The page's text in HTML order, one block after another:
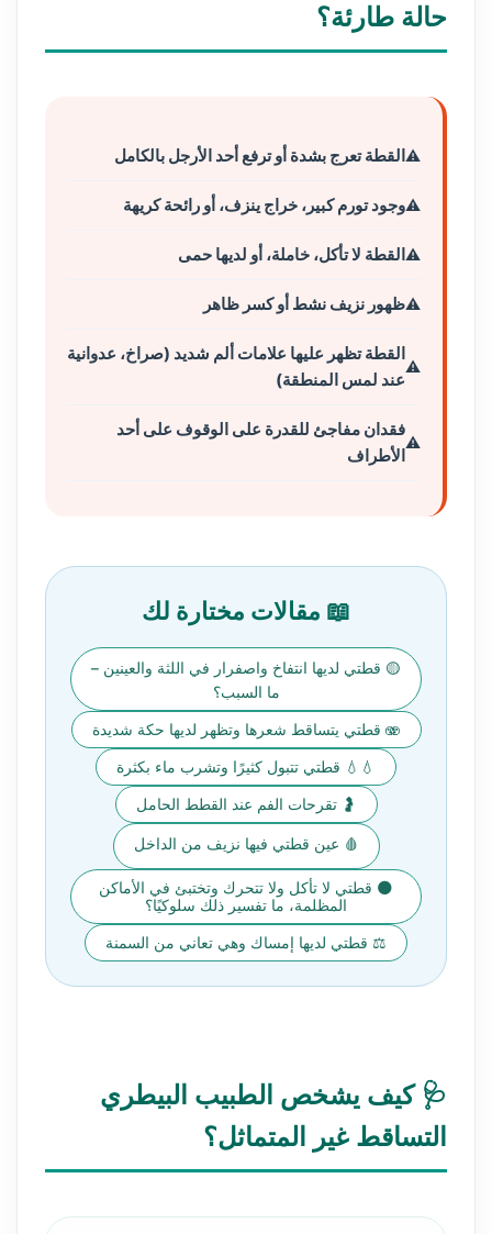
حالة طارئة؟
القطة تعرج بشدة أو ترفع أحد الأرجل بالكامل
وجود تورم كبير، خراج ينزف، أو رائحة كريهة
القطة لا تأكل، خاملة، أو لديها حمى
ظهور نزيف نشط أو كسر ظاهر
القطة تظهر عليها علامات ألم شديد (صراخ، عدوانية
عند لمس المنطقة)
فقدان مفاجئ للقدرة على الوقوف على أحد
الأطراف
📖 مقالات مختارة لك
🟡 قطتي لديها انتفاخ واصفرار في اللثة والعينين –
ما السبب؟
🫨 قطتي يتساقط شعرها وتظهر لديها حكة شديدة
💧💧 قطتي تتبول كثيرًا وتشرب ماء بكثرة
🤰 تقرحات الفم عند القطط الحامل
🩸 عين قطتي فيها نزيف من الداخل
🌑 قطتي لا تأكل ولا تتحرك وتختبئ في الأماكن
المظلمة، ما تفسير ذلك سلوكيًا؟
⚖️ قطتي لديها إمساك وهي تعاني من السمنة
🩺 كيف يشخص الطبيب البيطري
التساقط غير المتماثل؟